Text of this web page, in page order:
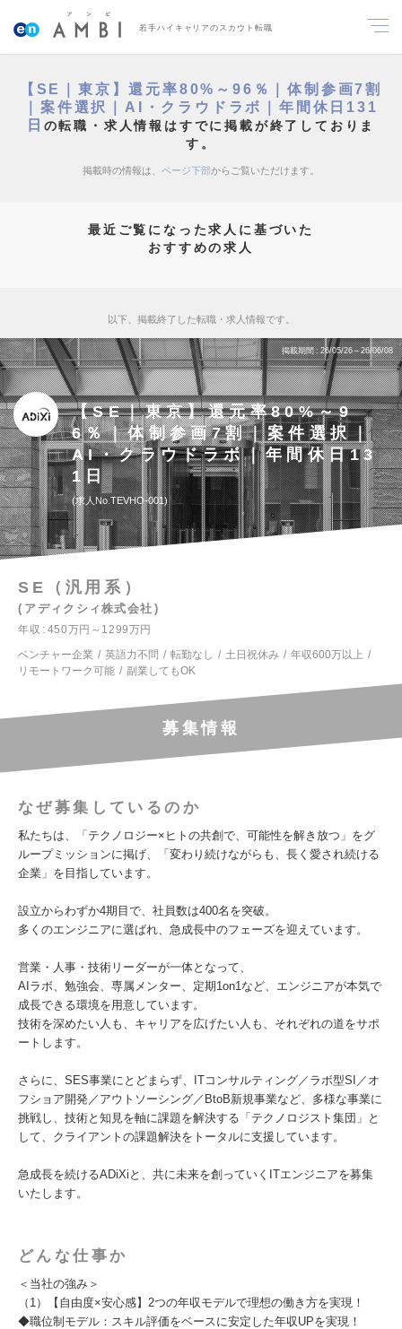
若手ハイキャリアのスカウト転職
【SE｜東京】還元率80%～96％｜体制参画7割
｜案件選択｜AI・クラウドラボ｜年間休日131
日 の転職・求人情報はすでに掲載が終了しておりま
す。
掲載時の情報は、 ページ下部からご覧いただけます。
最近ご覧になった求人に基づいた
おすすめの求人
以下、掲載終了した転職・求人情報です。
掲載期間 26/05/26～26/06/08
【SE｜東京】還元率80%～9
6％｜体制参画7割｜案件選択｜
AI・クラウドラボ｜年間休日13
1日
求人No.TEVHO-001
SE（汎用系）
アディクシィ株式会社
年収
450万円～1299万円
ベンチャー企業
英語力不問 転勤なし 土日祝休み
年収600万以上
リモートワーク可能
副業してもOK
募集情報
なぜ募集しているのか
私たちは、「テクノロジー×ヒトの共創で、可能性を解き放つ」をグ
ループミッションに掲げ、「変わり続けながらも、長く愛され続ける
企業」を目指しています。
設立からわずか4期目で、社員数は400名を突破。
多くのエンジニアに選ばれ、急成長中のフェーズを迎えています。
営業・人事・技術リーダーが一体となって、
AIラボ、勉強会、専属メンター、定期1on1など、エンジニアが本気で
成長できる環境を用意しています。
技術を深めたい人も、キャリアを広げたい人も、それぞれの道をサポ
ートします。
さらに、SES事業にとどまらず、ITコンサルティング／ラボ型SI／オ
フショア開発／アウトソーシング／BtoB新規事業など、多様な事業に
挑戦し、技術と知見を軸に課題を解決する「テクノロジスト集団」と
して、クライアントの課題解決をトータルに支援しています。
急成長を続けるADiXiと、共に未来を創っていくITエンジニアを募集
いたします。
どんな仕事か
＜当社の強み＞
（1）【自由度×安心感】2つの年収モデルで理想の働き方を実現！
◆職位制モデル：スキル評価をベースに安定した年収UPを実現！